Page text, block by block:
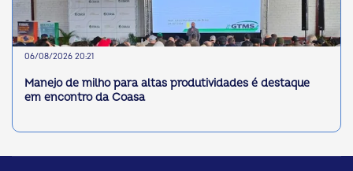
06/08/2026 20:21
Manejo de milho para altas produtividades é destaque
em encontro da Coasa